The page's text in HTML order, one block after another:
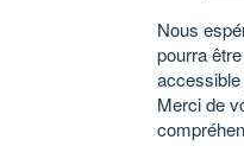
Nous
pourra
Merci de